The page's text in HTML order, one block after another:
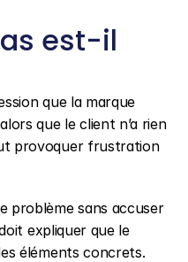
est-il
que la marque
que le client n’a rien
provoquer frustration
problème sans accuser
expliquer que le
éléments concrets.